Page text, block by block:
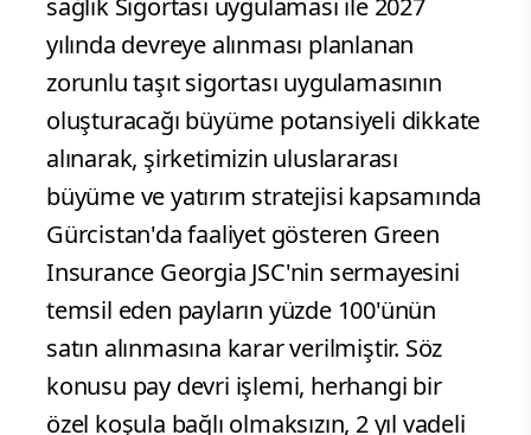
sağlık Sigortası uygulaması ile 2027
yılında devreye alınması planlanan
zorunlu taşıt sigortası uygulamasının
oluşturacağı büyüme potansiyeli dikkate
alınarak, şirketimizin uluslararası
büyüme ve yatırım stratejisi kapsamında
Gürcistan'da faaliyet gösteren Green
Insurance Georgia JSC'nin sermayesini
temsil eden payların yüzde 100'ünün
satın alınmasına karar verilmiştir. Söz
konusu pay devri işlemi, herhangi bir
özel koşula bağlı olmaksızın, 2 yıl vadeli